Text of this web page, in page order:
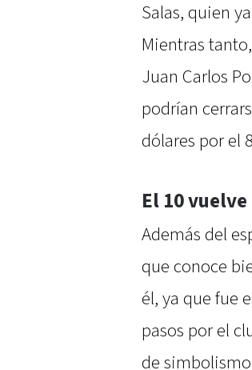
Salas, quien
Mientras
Juan Carlos
podrían
dólares por el
El 10
Además del
que conoce
él, ya que fue
pasos por el
de